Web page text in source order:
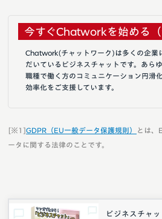
今すぐChatworkを始める（
Chatwork(チャットワーク)は多くの企業
だいているビジネスチャットです。あらゆ
職種で働く方のコミュニケーション円滑
効率化をご支援しています。
[※1]GDPR（EU一般データ保護規則）
とは、
ータに関する法律のことです。
ビジネスチャ